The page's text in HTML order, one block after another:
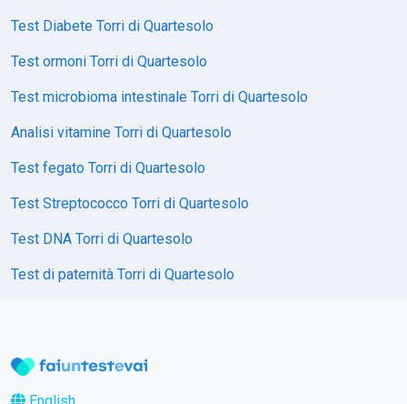
Test Diabete Torri di Quartesolo
Test ormoni Torri di Quartesolo
Test microbioma intestinale Torri di Quartesolo
Analisi vitamine Torri di Quartesolo
Test fegato Torri di Quartesolo
Test Streptococco Torri di Quartesolo
Test DNA Torri di Quartesolo
Test di paternità Torri di Quartesolo